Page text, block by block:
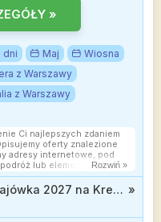
»
dni Maj
Wiosna
z Warszawy
z Warszawy
Ci najlepszych zdaniem
oferty znalezione
adresy internetowe, pod
lub elementy podróży.
publikacji. Możemy
handlowych, do których
na cenę Twojej wycieczki.
Rozwiń »
Rezerwuj z wyprzedzeniem: majówka 2027 na Krecie w wydaniu all inclusive d 1699 zł »